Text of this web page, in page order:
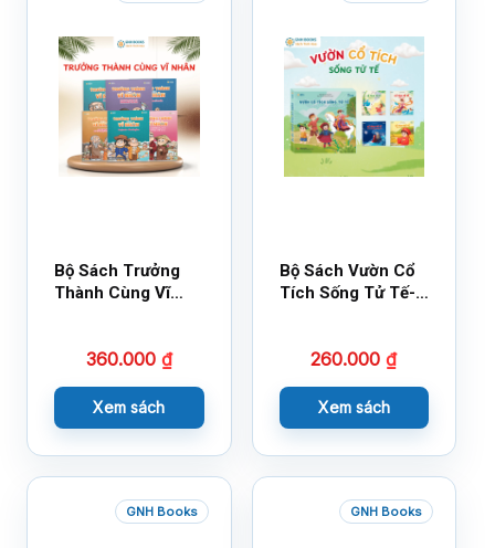
Bộ Sách Trưởng
Thành Cùng Vĩ
360.000 ₫
Xem sách
Bộ Sách Vườn Cổ
Tích Sống Tử Tế-
260.000₫
Xem sách
GNH Books GNH Books